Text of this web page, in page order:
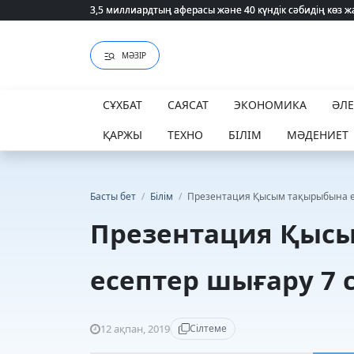
3,5 миллиардтың аферасы және 40 күндік сәбидің
3,5 миллиардтың аферасы және 40 күндік сәбидің
МӘЗІР
СҰХБАТ САЯСАТ ЭКОНОМИКА
ҚАРЖЫ
ТЕХНО БІЛІМ МӘДЕНИЕТ
Басты бет / Білім / Презентация Қысым тақырыбына
Презентация
есептер шығару 7
12 ақпан, 2019 Сілтеме